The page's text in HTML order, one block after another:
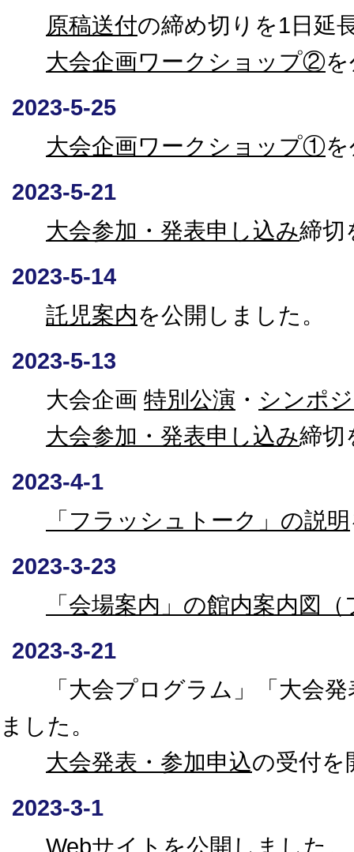
原稿送付の締め切りを1日延
大会企画ワークショップ②
2023-5-25
大会企画ワークショップ①
2023-5-21
大会参加・発表申し込み締切
2023-5-14
託児案内を公開しました。
2023-5-13
大会企画 特別公演 ・ シンポ
大会参加・発表申し込み締切
2023-4-1
「フラッシュトーク」の説明
2023-3-23
「会場案内」の館内案内図
2023-3-21
「大会プログラム」「大会発
ました。
大会発表・参加申込の受付を
2023-3-1
Webサイトを公開しました。